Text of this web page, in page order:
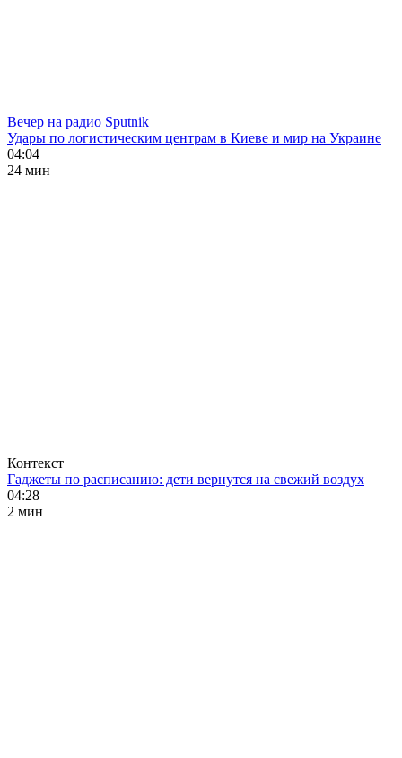
Вечер на радио Sputnik
Удары по логистическим центрам в Киеве и мир на Украине
04:04
24 мин
Контекст
Гаджеты по расписанию: дети вернутся на свежий воздух
04:28
2 мин